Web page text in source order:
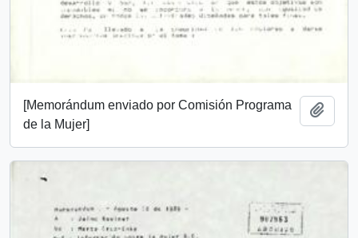
[Memorándum enviado por Comisión Programa
de la Mujer]